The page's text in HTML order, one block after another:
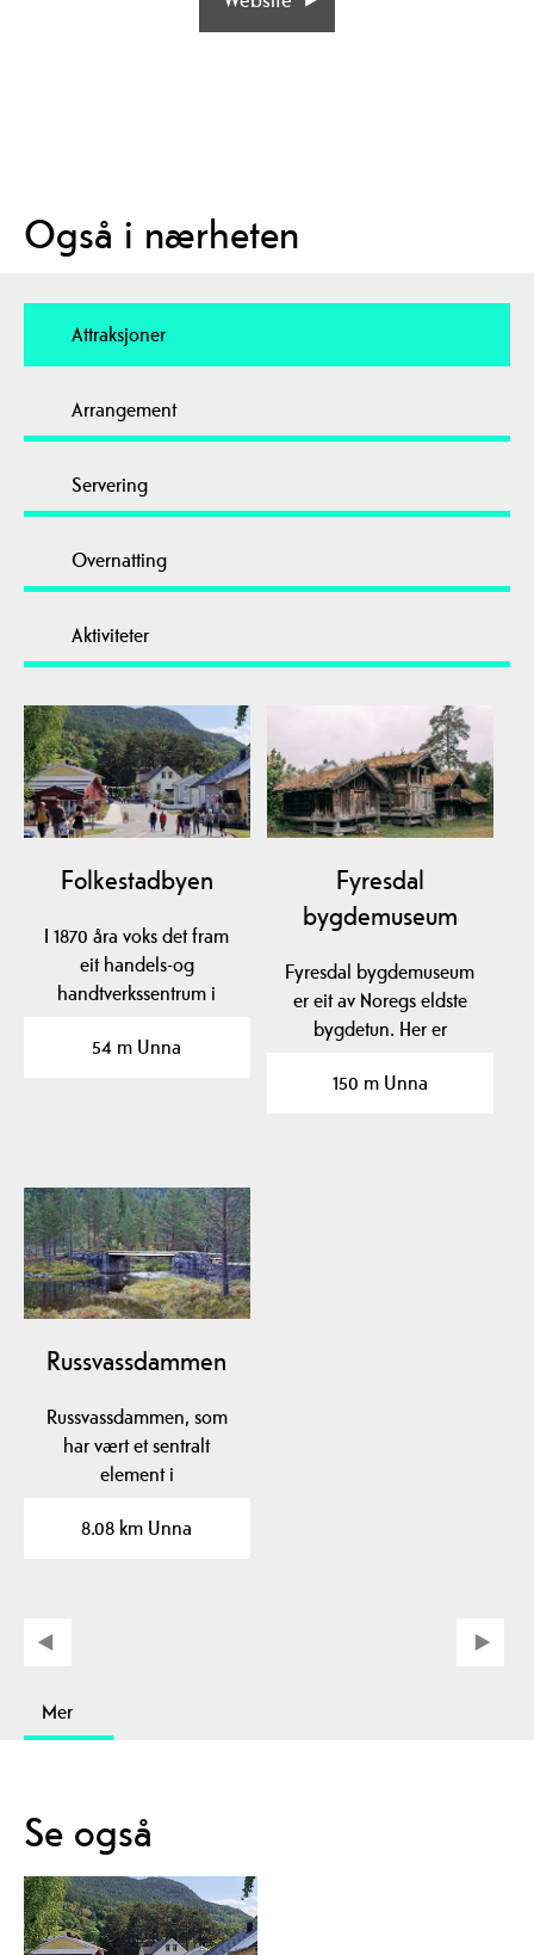
Også i nærheten
Attraksjoner
Arrangement
Servering
Overnatting
Aktiviteter
Folkestadbyen
I 1870 åra voks det fram
eit handels-og
handtverkssentrum i
54 m Unna
Fyresdal
bygdemuseum
Fyresdal bygdemuseum
er eit av Noregs eldste
bygdetun. Her er
og…
150 m Unna
Russvassdammen
Russvassdammen, som
har vært et sentralt
element i
Fardøl siden 1860,…
8.08 km Unna
Mer
Se også